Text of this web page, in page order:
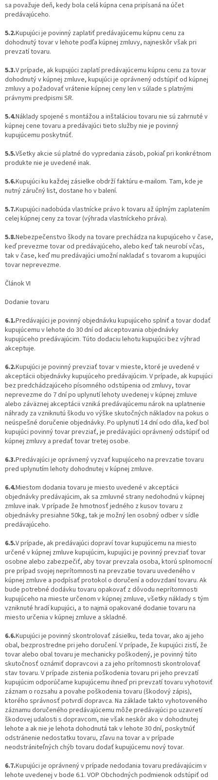
sa považuje deň, kedy bola celá kúpna cena pripísaná na účet
predávajúceho.
5.2.Kupujúci je povinný zaplatiť predávajúcemu kúpnu cenu za
dohodnutý tovar v lehote podľa kúpnej zmluvy, najneskôr však pri
prevzatí tovaru.
5.3.V prípade, ak kupujúci zaplatí predávajúcemu kúpnu cenu za tovar
dohodnutý v kúpnej zmluve, kupujúci je oprávnený odstúpiť od kúpnej
zmluvy a požadovať vrátenie kúpnej ceny len v súlade s platnými
právnymi predpismi SR.
5.4.Náklady spojené s montážou a inštaláciou tovaru nie sú zahrnuté v
kúpnej cene tovaru a predávajúci tieto služby nie je povinný
kupujúcemu poskytnúť.
5.5.Všetky akcie sú platné do vypredania zásob, pokiaľ pri konkrétnom
produkte nie je uvedené inak.
5.6.Kupujúci ku každej zásielke obdrží faktúru e-mailom. Tam, kde je
nutný záručný list, dostane ho v balení.
5.7.Kupujúci nadobúda vlastnícke právo k tovaru až úplným zaplatením
celej kúpnej ceny za tovar (výhrada vlastníckeho práva).
5.8.Nebezpečenstvo škody na tovare prechádza na kupujúceho v čase,
keď prevezme tovar od predávajúceho, alebo keď tak neurobí včas,
tak v čase, keď mu predávajúci umožní nakladať s tovarom a kupujúci
tovar neprevezme.
Článok VI
Dodanie tovaru
6.1.Predávajúci je povinný objednávku kupujúceho splniť a tovar dodať
kupujúcemu v lehote do 30 dní od akceptovania objednávky
kupujúceho predávajúcim. Túto dodaciu lehotu kupujúci bez výhrad
akceptuje.
6.2.Kupujúci je povinný prevziať tovar v mieste, ktoré je uvedené v
akceptácii objednávky kupujúceho predávajúcim. V prípade, ak kupujúci
bez predchádzajúceho písomného odstúpenia od zmluvy, tovar
neprevezme do 7 dní po uplynutí lehoty uvedenej v kúpnej zmluve
alebo záväznej akceptácii vzniká predávajúcemu nárok na uplatnenie
náhrady za vzniknutú škodu vo výške skutočných nákladov na pokus o
neúspešné doručenie objednávky. Po uplynutí 14 dní odo dňa, keď bol
kupujúci povinný tovar prevziať, je predávajúci oprávnený odstúpiť od
kúpnej zmluvy a predať tovar tretej osobe.
6.3.Predávajúci je oprávnený vyzvať kupujúceho na prevzatie tovaru
pred uplynutím lehoty dohodnutej v kúpnej zmluve.
6.4.Miestom dodania tovaru je miesto uvedené v akceptácii
objednávky predávajúcim, ak sa zmluvné strany nedohodnú v kúpnej
zmluve inak. V prípade že hmotnosť jedného z kusov tovaru z
objednávky presiahne 50kg, tak je možný len osobný odber v sídle
predávajúceho.
6.5.V prípade, ak predávajúci dopraví tovar kupujúcemu na miesto
určené v kúpnej zmluve kupujúcim, kupujúci je povinný prevziať tovar
osobne alebo zabezpečiť, aby tovar prevzala osoba, ktorú splnomocní
pre prípad svojej neprítomnosti na prevzatie tovaru uvedeného v
kúpnej zmluve a podpísať protokol o doručení a odovzdaní tovaru. Ak
bude potrebné dodávku tovaru opakovať z dôvodu neprítomnosti
kupujúceho na mieste určenom v kúpnej zmluve, všetky náklady s tým
vzniknuté hradí kupujúci, a to najmä opakované dodanie tovaru na
miesto určenia v kúpnej zmluve a skladné.
6.6.Kupujúci je povinný skontrolovať zásielku, teda tovar, ako aj jeho
obal, bezprostredne pri jeho doručení. V prípade, že kupujúci zistí, že
tovar alebo obal tovaru je mechanicky poškodený, je povinný túto
skutočnosť oznámiť dopravcovi a za jeho prítomnosti skontrolovať
stav tovaru. V prípade zistenia poškodenia tovaru pri jeho prevzatí
kupujúcim odporúčame kupujúcemu ihneď pri prevzatí tovaru vyhotoviť
záznam o rozsahu a povahe poškodenia tovaru (škodový zápis),
ktorého správnosť potvrdí dopravca. Na základe takto vyhotoveného
záznamu doručeného predávajúcemu môže predávajúci po uzavretí
škodovej udalosti s dopravcom, nie však neskôr ako v dohodnutej
lehote a ak nie je lehota dohodnutá tak v lehote 30 dní, poskytnúť
odstránenie nedostatku tovaru, zľavu na tovar a v prípade
neodstrániteľných chýb tovaru dodať kupujúcemu nový tovar.
6.7.Kupujúci je oprávnený v prípade nedodania tovaru predávajúcim v
lehote uvedenej v bode 6.1. VOP Obchodných podmienok odstúpiť od